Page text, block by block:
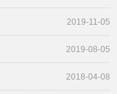
2019-11-05
2019-08-05
2018-04-08